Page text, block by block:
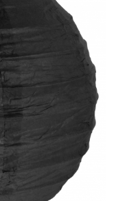
Ajouter
à la liste
d’envies